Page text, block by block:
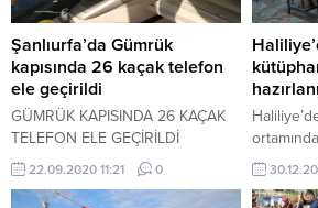
Şanlıurfa’da Gümrük
kapısında 26 kaçak telefon
ele geçirildi
GÜMRÜK KAPISINDA 26 KAÇAK
TELEFON ELE GEÇİRİLDİ
22.09.2020 11:21 0